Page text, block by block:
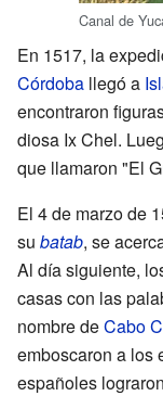
Canal de
En 1517, la
Córdoba llegó a
encontraron
diosa Ix Chel.
que llamaron "El
El 4 de marzo de
su batab, se
Al día siguiente,
casas con las
nombre deCabo
emboscaron a los
españoles